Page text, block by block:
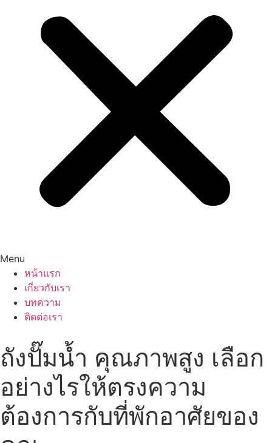
Menu
หน้าแรก
เกี่ยวกับเรา
บทความ
ติดต่อเรา
ถังปั๊มน้ำ คุณภาพสูง เลือก
อย่างไรให้ตรงความ
ต้องการกับที่พักอาศัยของ